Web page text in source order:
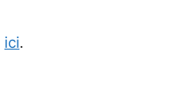
ici.